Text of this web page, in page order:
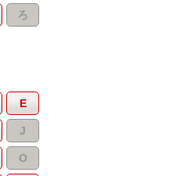
ろ
E
J
O